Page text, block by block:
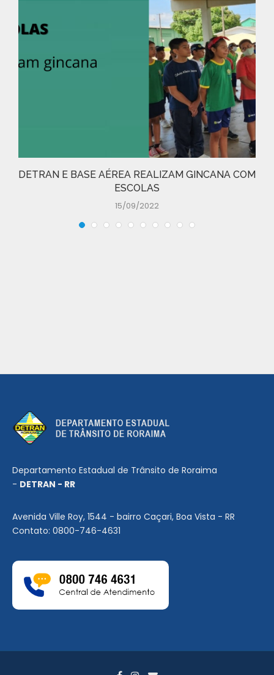
DETRAN E BASE AÉREA REALIZAM GINCANA COM
ESCOLAS
15/09/2022
Departamento Estadual de Trânsito de Roraima
- DETRAN - RR
Avenida Ville Roy, 1544 - bairro Caçari, Boa Vista - RR
Contato: 0800-746-4631